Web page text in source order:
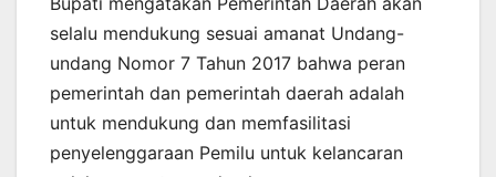
selalu mendukung sesuai amanat Undang-
undang Nomor 7 Tahun 2017 bahwa peran
pemerintah dan pemerintah daerah adalah
untuk mendukung dan memfasilitasi
penyelenggaraan Pemilu untuk kelancaran